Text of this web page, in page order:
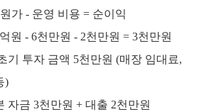
가 - 운영 비용 = 순이익
원 - 6천만원 - 2천만원 = 3천만원
기 투자 금액 5천만원 (매장 임대료,
)
자금 3천만원 + 대출 2천만원